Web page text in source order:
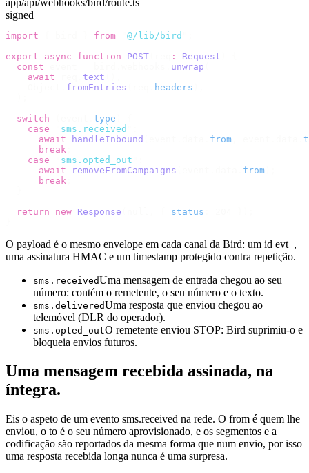
signed
import from @/lib/bird
export async function POST : Request
  const
= unwrap
    await
text
fromEntries headers
  switch
type
    case
sms.received
      await
handleInbound from
      break
    case
sms.opted_out
      await
removeFromCampaigns from
      break
  return
new Response status
O payload é o mesmo envelope em cada canal da Bird: um id evt_,
uma assinatura HMAC e um timestamp protegido contra repetição.
sms.receivedUma mensagem de entrada chegou ao seu
número: contém o remetente, o seu número e o texto.
sms.deliveredUma resposta que enviou chegou ao
telemóvel (DLR do operador).
sms.opted_outO remetente enviou STOP: Bird suprimiu-o e
bloqueia envios futuros.
Uma mensagem recebida assinada, na
íntegra.
Eis o aspeto de um evento sms.received na rede. O from é quem lhe
enviou, o to é o seu número aprovisionado, e os segmentos e a
codificação são reportados da mesma forma que num envio, por isso
uma resposta recebida longa nunca é uma surpresa.